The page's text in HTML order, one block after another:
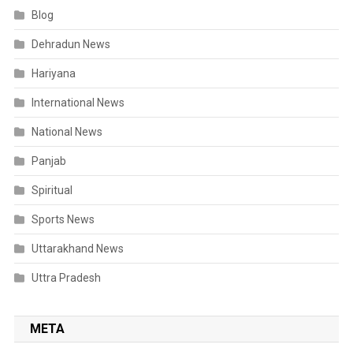
Blog
Dehradun News
Hariyana
International News
National News
Panjab
Spiritual
Sports News
Uttarakhand News
Uttra Pradesh
META